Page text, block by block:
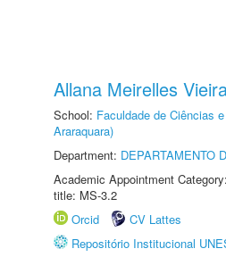
Allana Meirelles
School: Faculdade de Ciências
Araraquara)
Department: DEPARTAMENTO
Academic Appointment
title: MS-3.2
Orcid
CV Lattes
Repositório Institucional